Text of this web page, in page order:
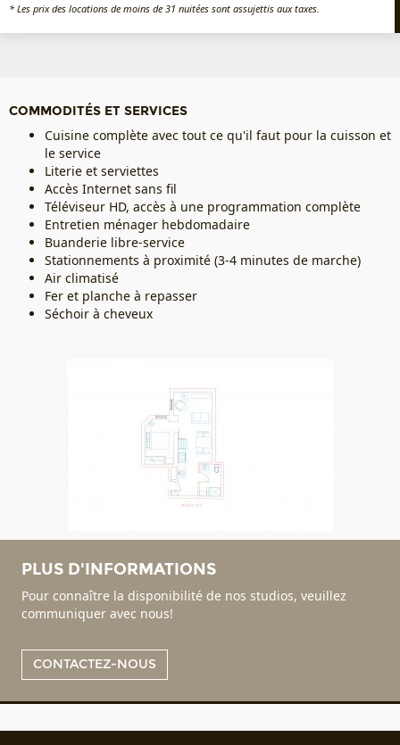
* Les prix des locations de moins de 31 nuitées sont assujettis aux taxes.
COMMODITÉS ET SERVICES
Cuisine complète avec tout ce qu'il faut pour la cuisson et
le service
Literie et serviettes
Accès Internet sans fil
Téléviseur HD, accès à une programmation complète
Entretien ménager hebdomadaire
Buanderie libre-service
Stationnements à proximité (3-4 minutes de marche)
Air climatisé
Fer et planche à repasser
Séchoir à cheveux
PLUS D'INFORMATIONS
Pour connaître la disponibilité de nos studios, veuillez
communiquer avec nous!
CONTACTEZ-NOUS